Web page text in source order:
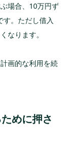
場合、10万円ず
す。ただし借入
なります。
画的な利用を続
めに押さ